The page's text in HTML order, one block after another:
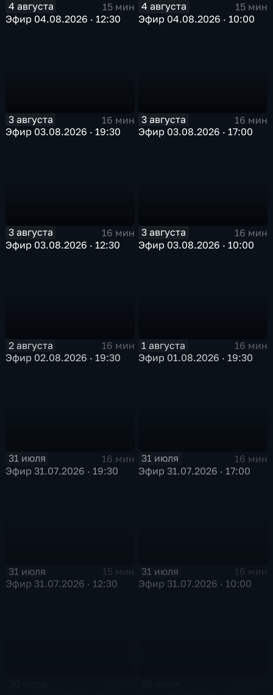
4 августа
15 мин
Эфир 04.08.2026 · 12:30
4 августа
15 мин
Эфир 04.08.2026 · 10:00
3 августа
16 мин
Эфир 03.08.2026 · 19:30
3 августа
16 мин
Эфир 03.08.2026 · 17:00
3 августа
16 мин
Эфир 03.08.2026 · 12:30
3 августа
16 мин
Эфир 03.08.2026 · 10:00
2 августа
16 мин
Эфир 02.08.2026 · 19:30
1 августа
16 мин
Эфир 01.08.2026 · 19:30
31 июля
16 мин
Эфир 31.07.2026 · 19:30
31 июля
16 мин
Эфир 31.07.2026 · 17:00
31 июля
15 мин
Эфир 31.07.2026 · 12:30
31 июля
16 мин
Эфир 31.07.2026 · 10:00